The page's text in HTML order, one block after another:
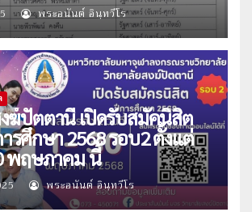
พระอนันต์ อินฺทวีโร
ฆ์ปัตตานี เปิดรับสมัคนิสิต
รศึกษา 2568 รอบ2 ตั้งแต่
พฤษภาคม นี้
พระอนันต์ อินฺทวีโร